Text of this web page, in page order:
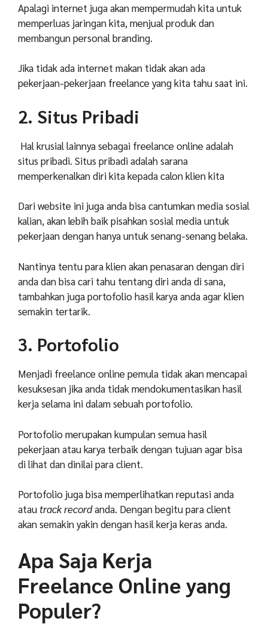
Apalagi internet juga akan mempermudah kita untuk
memperluas jaringan kita, menjual produk dan
membangun personal branding.
Jika tidak ada internet makan tidak akan ada
pekerjaan-pekerjaan freelance yang kita tahu saat ini.
2. Situs Pribadi
Hal krusial lainnya sebagai freelance online adalah
situs pribadi. Situs pribadi adalah sarana
memperkenalkan diri kita kepada calon klien kita
Dari website ini juga anda bisa cantumkan media sosial
kalian, akan lebih baik pisahkan sosial media untuk
pekerjaan dengan hanya untuk senang-senang belaka.
Nantinya tentu para klien akan penasaran dengan diri
anda dan bisa cari tahu tentang diri anda di sana,
tambahkan juga portofolio hasil karya anda agar klien
semakin tertarik.
3. Portofolio
Menjadi freelance online pemula tidak akan mencapai
kesuksesan jika anda tidak mendokumentasikan hasil
kerja selama ini dalam sebuah portofolio.
Portofolio merupakan kumpulan semua hasil
pekerjaan atau karya terbaik dengan tujuan agar bisa
di lihat dan dinilai para client.
Portofolio juga bisa memperlihatkan reputasi anda
atautrack recordanda. Dengan begitu para client
akan semakin yakin dengan hasil kerja keras anda.
Apa Saja Kerja
Freelance Online yang
Populer?